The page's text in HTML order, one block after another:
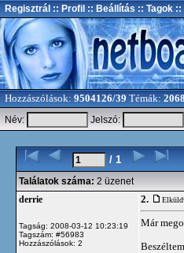
Regisztrál :: Profil :: Beállítás :: Tagok ::
Hozzászólások: 9504126/39 Témák:
Név:
Jelszó:
/ 1
Találatok száma: 2 üzenet
derrie
Tagság: 2008-03-12 10:23:19
Tagszám: #56983
Hozzászólások: 2
2.
Már